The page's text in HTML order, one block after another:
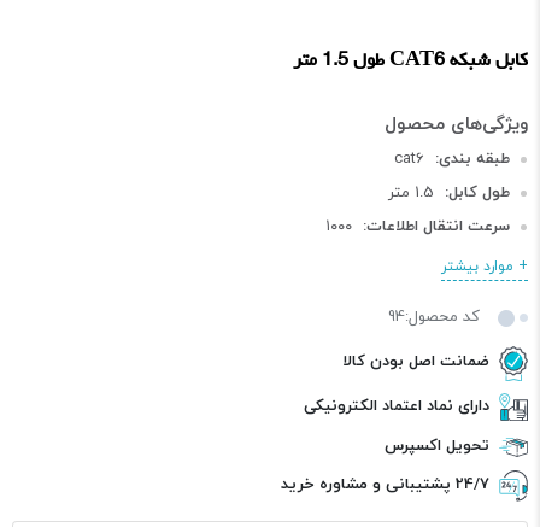
کابل شبکه CAT6 طول 1.5 متر
طبقه بندی: cat6
طول کابل: 1.5 متر
سرعت انتقال اطلاعات: ۱۰۰۰
+ موارد بیشتر
کد محصول:94
ضمانت اصل بودن کالا
دارای نماد اعتماد الکترونیکی
تحویل اکسپرس